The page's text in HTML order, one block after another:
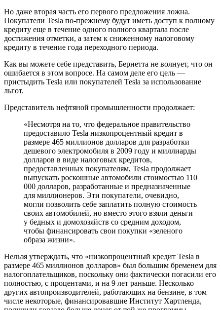
Но даже вторая часть его первого предложения ложна.
Покупатели Tesla по-прежнему будут иметь доступ к полному
кредиту еще в течение одного полного квартала после
достижения отметки, а затем к сниженному налоговому
кредиту в течение года переходного периода.
Как вы можете себе представить, Бернетта не волнует, что он
ошибается в этом вопросе. На самом деле его цель —
пристыдить Tesla или покупателей Tesla за использование
льгот.
Представитель нефтяной промышленности продолжает:
«Несмотря на то, что федеральное правительство
предоставило Tesla низкопроцентный кредит в
размере 465 миллионов долларов для разработки
дешевого электромобиля в 2009 году и миллиарды
долларов в виде налоговых кредитов,
предоставленных покупателям, Tesla продолжает
выпускать роскошные автомобили стоимостью 110
000 долларов, разработанные и предназначенные
для миллионеров. Эти покупатели, очевидно,
могли позволить себе заплатить полную стоимость
своих автомобилей, но вместо этого взяли деньги
у бедных и домохозяйств со средним доходом,
чтобы финансировать свои покупки «зеленого
образа жизни».
Нельзя утверждать, что «низкопроцентный кредит Tesla в
размере 465 миллионов долларов» был большим бременем для
налогоплательщиков, поскольку они фактически погасили его
полностью, с процентами, и на 9 лет раньше. Несколько
других автопроизводителей, работающих на бензине, в том
числе некоторые, финансировавшие Институт Хартленда,